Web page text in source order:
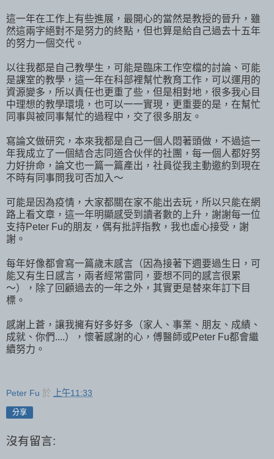
這一年在工作上有些進展，最開心的當然是教授的晉升，雖
然這兩字絕對不是努力的終點，但也算是給自己過去十五年
的努力一個交代。
以往我都是自己教學生，可能是臨床工作空檔的討論、可能
是課室的教學，這一年在科部裡幫忙教育工作，可以運用的
資源變多，所以責任也更重了些，但是相對地，很多我心目
中理想的教學環境，也可以一一實現，更重要的是，在幫忙
同事與被同事幫忙的過程中，交了很多朋友。
寫論文做研究，本來我都是自己一個人悶著頭做，不過這一
年我成立了一個結合志同道合伙伴的社團，每一個人都好努
力好拚命，論文也一篇一篇產出，社員從我主動邀約到現在
不時有同事問我可否加入～
可能是因為疫情，大家都關在家不能出去玩，所以只能在網
路上看文章，這一年明顯感受到讀者數的上升，謝謝每一位
支持Peter Fu的朋友，偶有批評指教，我也虛心接受，謝
謝。
每年好像都會寫一篇歲末感言（因為接著下週要過生日，可
能又有生日感言，兩者經常雷同，要想不同的感言很累
～），除了回顧過去的一年之外，其實更是替來年訂下目
標。
感謝上蒼，讓我擁有好多好多（家人、事業、朋友、成績、
成就、你們....），懷著感謝的心，傅醫師或Peter Fu都會繼
續努力。
Peter Fu 於 上午11:33
分享
沒有留言: